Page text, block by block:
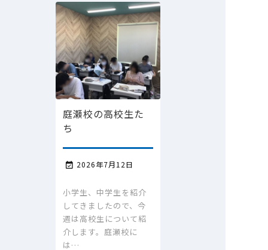
庭瀬校の高校生た
ち
 2026年7月12日
小学生、中学生を紹介
してきましたので、今
週は高校生について紹
介します。庭瀬校に
は…